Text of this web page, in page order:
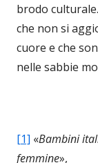
brodo
che non si
cuore e che
nelle sabbie
[1] «Bambini
femmine»,